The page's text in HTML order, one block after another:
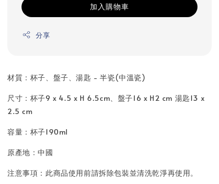
加入購物車
分享
材質：杯子、盤子、湯匙 - 半瓷(中溫瓷)
尺寸：杯子9 x 4.5 x H 6.5cm、盤子16 x H2 cm 湯匙13 x
2.5 cm
容量：杯子190ml
原產地：中國
注意事項：此商品使用前請拆除包裝並清洗乾淨再使用。